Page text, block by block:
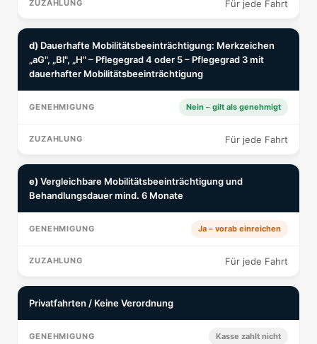
Für jede Fahrt
d) Dauerhafte Mobilitätsbeeinträchtigung: Merkzeichen
„aG", „Bl", „H" – Pflegegrad 4 oder 5 – Pflegegrad 3 mit
dauerhafter Mobilitätsbeeinträchtigung
Nein – gilt als genehmigt
Für jede Fahrt
e) Vergleichbare Mobilitätsbeeinträchtigung und
Behandlungsdauer mind. 6 Monate
Ja – vorab einreichen
Für jede Fahrt
Privatfahrten / Keine Verordnung
Kasse zahlt nicht